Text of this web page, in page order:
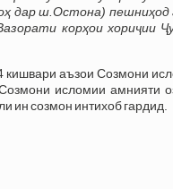
дар ш.Остона)
корҳои хориҷии
кишвари аъзои Созмони
исломии амнияти
ин созмон интихоб гардид.